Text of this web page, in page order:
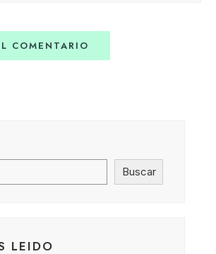
Buscar
LEIDO